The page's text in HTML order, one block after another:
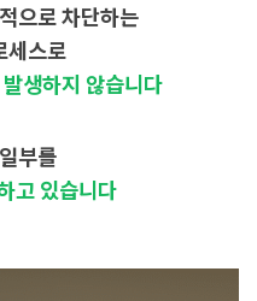
으로 차단하는
세스로
생하지 않습니다
부를
고 있습니다